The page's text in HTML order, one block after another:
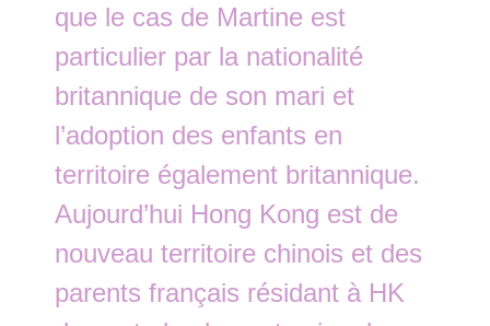
que le cas de Martine est
particulier par la nationalité
britannique de son mari et
l’adoption des enfants en
territoire également britannique.
Aujourd’hui Hong Kong est de
nouveau territoire chinois et des
parents français résidant à HK